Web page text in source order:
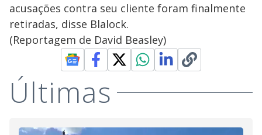
acusações contra seu cliente foram finalmente
retiradas, disse Blalock.
(Reportagem de David Beasley)
Últimas